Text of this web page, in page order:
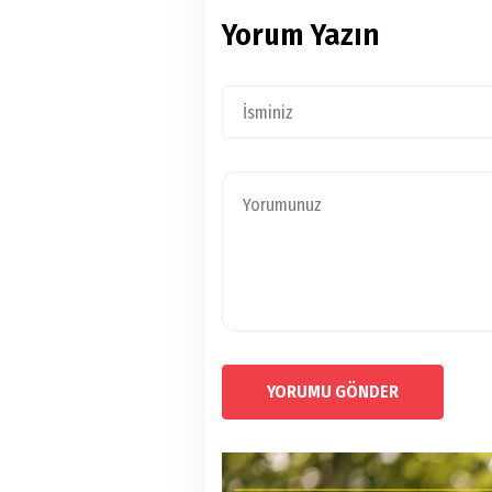
Yorum Yazın
YORUMU GÖNDER